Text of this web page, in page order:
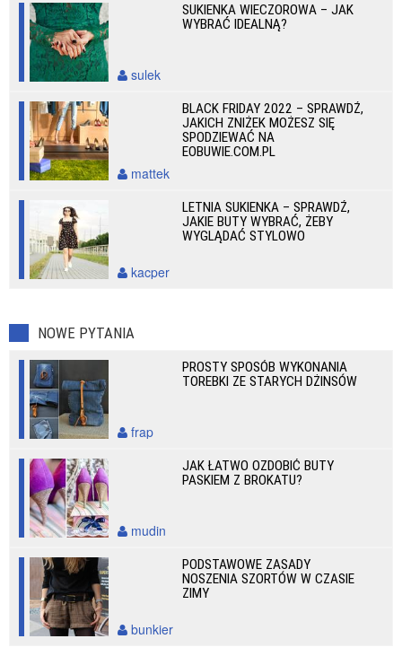
SUKIENKA WIECZOROWA – JAK
WYBRAĆ IDEALNĄ?
sulek
BLACK FRIDAY 2022 – SPRAWDŹ,
JAKICH ZNIŻEK MOŻESZ SIĘ
SPODZIEWAĆ NA
EOBUWIE.COM.PL
mattek
LETNIA SUKIENKA – SPRAWDŹ,
JAKIE BUTY WYBRAĆ, ŻEBY
WYGLĄDAĆ STYLOWO
kacper
NOWE PYTANIA
PROSTY SPOSÓB WYKONANIA
TOREBKI ZE STARYCH DŻINSÓW
frap
JAK ŁATWO OZDOBIĆ BUTY
PASKIEM Z BROKATU?
mudin
PODSTAWOWE ZASADY
NOSZENIA SZORTÓW W CZASIE
ZIMY
bunkier